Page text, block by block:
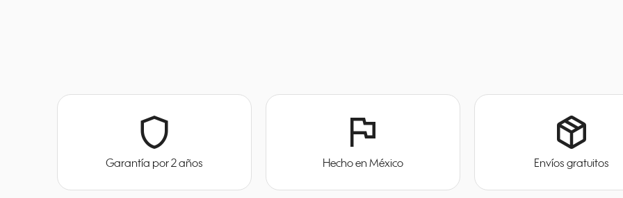
shield
Garantía por 2 años
flag
Hecho en México
package_2
Envíos gratuitos